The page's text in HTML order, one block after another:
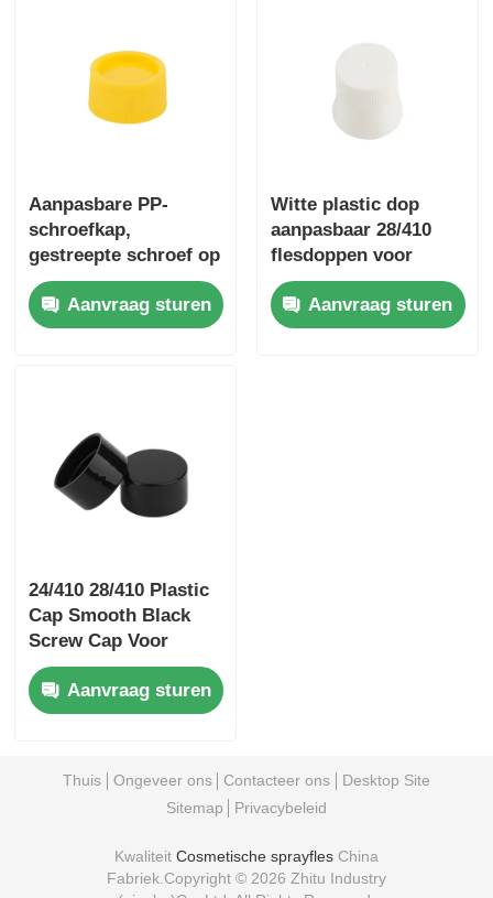
Aanpasbare PP-
schroefkap,
gestreepte schroef op
de kap, geel voor
huidverzorging
Aanvraag sturen
Witte plastic dop
aanpasbaar 28/410
flesdoppen voor
mondspoeling
waslotion cosmetica
Aanvraag sturen
24/410 28/410 Plastic
Cap Smooth Black
Screw Cap Voor
cosmetische
verpakkingen
Aanvraag sturen
Thuis Ongeveer ons Contacteer ons
Desktop Site
Sitemap
Privacybeleid
Kwaliteit Cosmetische sprayflesChina
Fabriek.Copyright © 2026 Zhitu Industry